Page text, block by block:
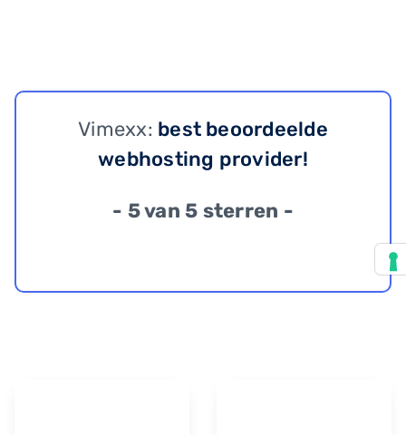
Vimexx: best beoordeelde
webhosting provider!
- 5 van 5 sterren -